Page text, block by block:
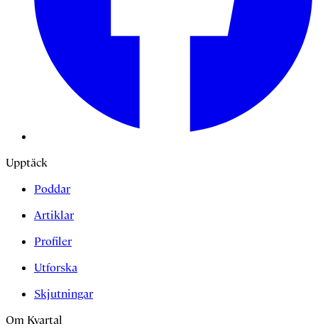
Upptäck
Poddar
Artiklar
Profiler
Utforska
Skjutningar
Om Kvartal